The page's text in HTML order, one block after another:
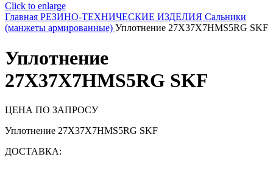
Click to enlarge
Главная РЕЗИНО-ТЕХНИЧЕСКИЕ ИЗДЕЛИЯ Сальники
(манжеты армированные) Уплотнение 27X37X7HMS5RG SKF
Уплотнение
27X37X7HMS5RG SKF
ЦЕНА ПО ЗАПРОСУ
Уплотнение 27X37X7HMS5RG SKF
ДОСТАВКА: